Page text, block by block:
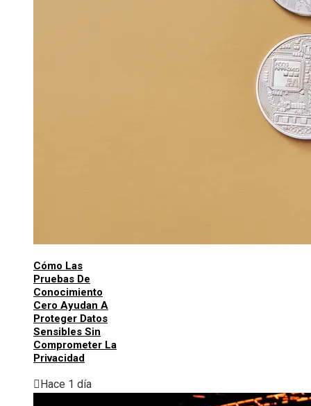
Cómo Las
Pruebas De
Conocimiento
Cero Ayudan A
Proteger Datos
Sensibles Sin
Comprometer La
Privacidad
Hace 1 día